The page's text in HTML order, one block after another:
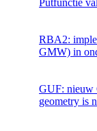
RBA2:
GMW) in
GUF: nieuw
geometry is